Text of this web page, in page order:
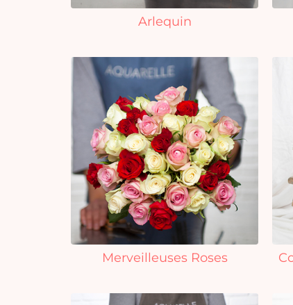
Arlequin
Merveilleuses Roses